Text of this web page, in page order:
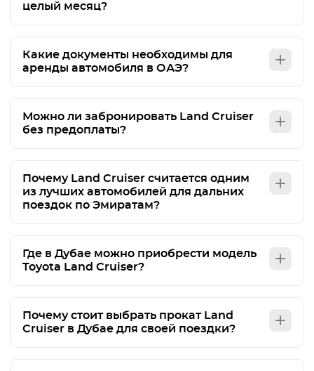
целый месяц?
Какие документы необходимы для
аренды автомобиля в ОАЭ?
Можно ли забронировать Land Cruiser
без предоплаты?
Почему Land Cruiser считается одним
из лучших автомобилей для дальних
поездок по Эмиратам?
Где в Дубае можно приобрести модель
Toyota Land Cruiser?
Почему стоит выбрать прокат Land
Cruiser в Дубае для своей поездки?